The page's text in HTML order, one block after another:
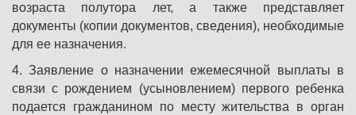
возраста полутора лет, а также представляет
документы (копии документов, сведения), необходимые
для ее назначения.
4. Заявление о назначении ежемесячной выплаты в
связи с рождением (усыновлением) первого ребенка
подается гражданином по месту жительства в орган